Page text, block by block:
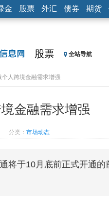
金 股票 外汇 债券 期货
股票 全站导航
个人跨境金融需求增强
金融需求增强
分类： 市场动态
将于10月底前正式开通